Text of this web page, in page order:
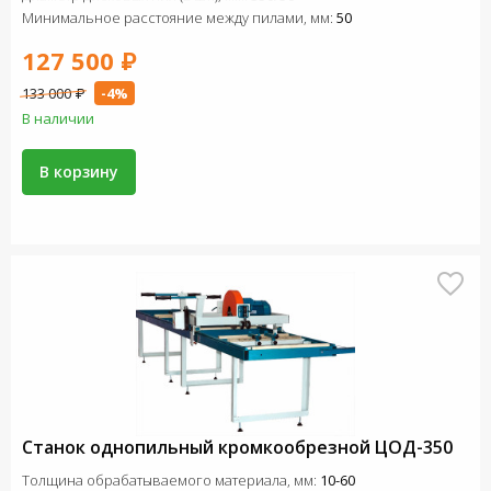
Минимальное расстояние между пилами, мм: 50
127 500 ₽
133 000 ₽
-4%
В наличии
В корзину
Станок однопильный кромкообрезной ЦОД-350
Толщина обрабатываемого материала, мм: 10-60